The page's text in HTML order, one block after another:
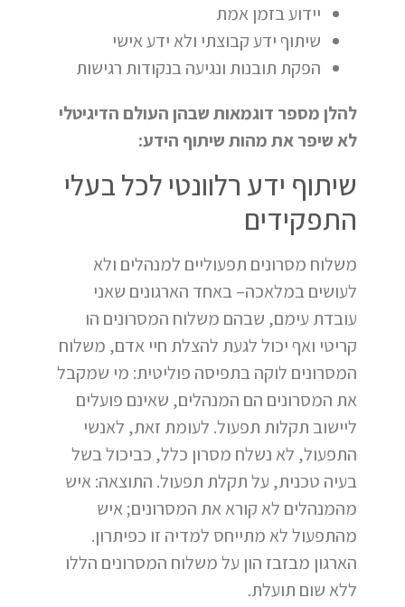
יידוע בזמן אמת
שיתוף ידע קבוצתי ולא ידע אישי
הפקת תובנות ונגיעה בנקודות רגישות
להלן מספר דוגמאות שבהן העולם הדיגיטלי
לא שיפר את מהות שיתוף הידע:
שיתוף ידע רלוונטי לכל בעלי
התפקידים
משלוח מסרונים תפעוליים למנהלים ולא
לעושים במלאכה– באחד הארגונים שאני
עובדת עימם, שבהם משלוח המסרונים הו
קריטי ואף יכול לגעת להצלת חיי אדם, משלוח
המסרונים לוקה בתפיסה פוליטית: מי שמקבל
את המסרונים הם המנהלים, שאינם פועלים
ליישוב תקלות תפעול. לעומת זאת, לאנשי
התפעול, לא נשלח מסרון כלל, כביכול בשל
בעיה טכנית, על תקלת תפעול. התוצאה: איש
מהמנהלים לא קורא את המסרונים; איש
מהתפעול לא מתייחס למדיה זו כפיתרון.
הארגון מבזבז הון על משלוח המסרונים הללו
ללא שום תועלת.